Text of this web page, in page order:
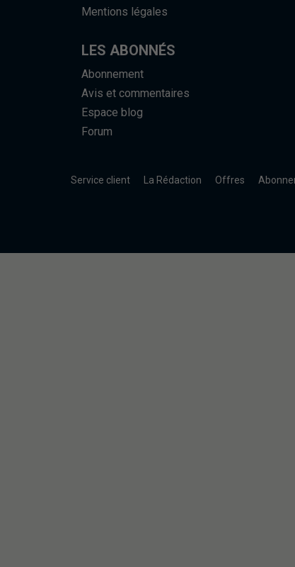
Mentions légales
LES ABONNÉS
Abonnement
Avis et commentaires
Espace blog
Forum
Service client La Rédaction Offres